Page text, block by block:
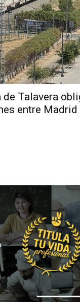
Talavera
entre Madrid